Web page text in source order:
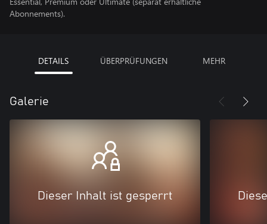
Abonnements).
DETAILS ÜBERPRÜFUNGEN MEHR
Galerie
Dieser Inhalt ist gesperrt